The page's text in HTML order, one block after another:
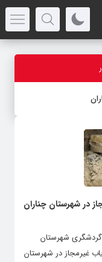
مجاز در شهرستان چناران
گردشگری شهرستان
غیرمجاز در شهرستان